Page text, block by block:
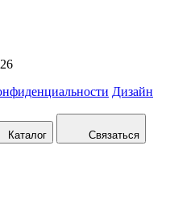
Дизайн
Каталог Связаться